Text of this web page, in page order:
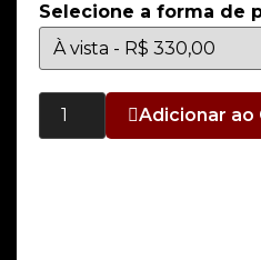
Selecione a forma de
Adicionar ao